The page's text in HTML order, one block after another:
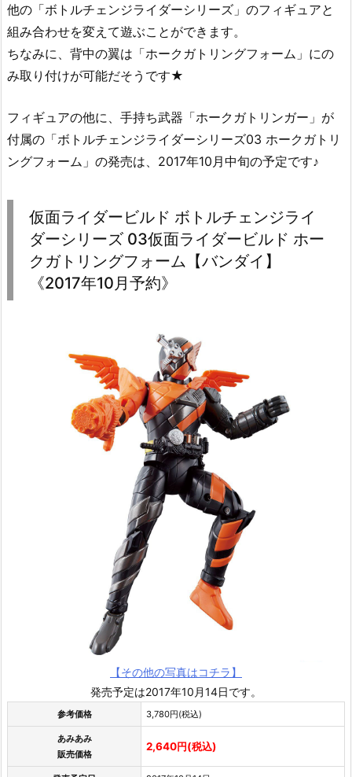
他の「ボトルチェンジライダーシリーズ」のフィギュアと
組み合わせを変えて遊ぶことができます。
ちなみに、背中の翼は「ホークガトリングフォーム」にの
み取り付けが可能だそうです★
フィギュアの他に、手持ち武器「ホークガトリンガー」が
付属の「ボトルチェンジライダーシリーズ03 ホークガトリ
ングフォーム」の発売は、2017年10月中旬の予定です♪
仮面ライダービルド ボトルチェンジライ
ダーシリーズ 03仮面ライダービルド ホー
クガトリングフォーム【バンダイ】
《2017年10月予約》
【その他の写真はコチラ】
発売予定は2017年10月14日です。
参考価格 3,780円(税込)
あみあみ
販売価格
2,640円(税込)